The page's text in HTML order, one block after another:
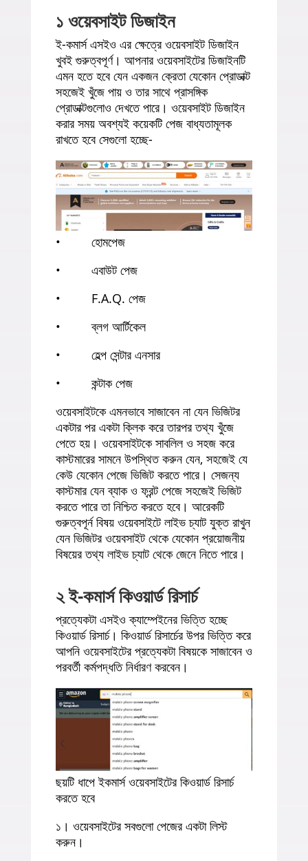
১ ওয়েবসাইট ডিজাইন
ই-কমার্স এসইও এর ক্ষেত্রে ওয়েবসাইট ডিজাইন
খুবই গুরুত্বপূর্ণ। আপনার ওয়েবসাইটের ডিজাইনটি
এমন হতে হবে যেন একজন ক্রেতা যেকোন প্রোডাক্ট
সহজেই খুঁজে পায় ও তার সাথে প্রাসঙ্গিক
প্রোডাক্টগুলোও দেখতে পারে। ওয়েবসাইট ডিজাইন
করার সময় অবশ্যই কয়েকটি পেজ বাধ্যতামূলক
রাখতে হবে সেগুলো হচ্ছে-
• হোমপেজ
• এবাউট পেজ
• F.A.Q. পেজ
• ব্লগ আর্টিকেল
• হেল্প সেন্টার এনসার
• কন্টাক পেজ
ওয়েবসাইটকে এমনভাবে সাজাবেন না যেন ভিজিটর
একটার পর একটা ক্লিক করে তারপর তথ্য খুঁজে
পেতে হয়। ওয়েবসাইটকে সাবলিল ও সহজ করে
কাস্টমারের সামনে উপস্থিত করুন যেন, সহজেই যে
কেউ যেকোন পেজে ভিজিট করতে পারে। সেজন্য
কাস্টমার যেন ব্যাক ও ফ্রন্ট পেজে সহজেই ভিজিট
করতে পারে তা নিশ্চিত করতে হবে। আরেকটি
গুরুত্বপূর্ন বিষয় ওয়েবসাইটে লাইভ চ্যাট যুক্ত রাখুন
যেন ভিজিটর ওয়েবসাইট থেকে যেকোন প্রয়োজনীয়
বিষয়ের তথ্য লাইভ চ্যাট থেকে জেনে নিতে পারে।
২ ই-কমার্স কিওয়ার্ড রিসার্চ
প্রত্যেকটা এসইও ক্যাম্পেইনের ভিত্তি হচ্ছে
কিওয়ার্ড রিসার্চ। কিওয়ার্ড রিসার্চের উপর ভিত্তি করে
আপনি ওয়েবসাইটের প্রত্যেকটা বিষয়কে সাজাবেন ও
পরবর্তী কর্মপদ্ধতি নির্ধারণ করবেন।
ছয়টি ধাপে ইকমার্স ওয়েবসাইটের কিওয়ার্ড রিসার্চ
করতে হবে
১। ওয়েবসাইটের সবগুলো পেজের একটা লিস্ট
করুন।